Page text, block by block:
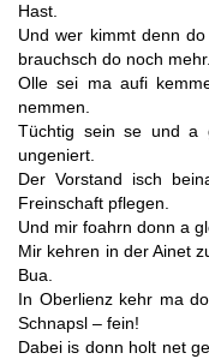
Hast.
Und wer kimmt denn
brauchsch do noch mehr.
Olle sei ma aufi
nemmen.
Tüchtig sein se und a
ungeniert.
Der Vorstand isch
Freinschaft pflegen.
Und mir foahrn donn a
Mir kehren in der Ainet
Bua.
In Oberlienz kehr ma
Schnapsl – fein!
Dabei is donn holt net